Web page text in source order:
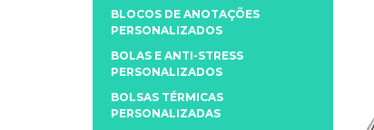
BLOCOS DE ANOTAÇÕES
PERSONALIZADOS
BOLAS E ANTI-STRESS
PERSONALIZADOS
BOLSAS TÉRMICAS
PERSONALIZADAS